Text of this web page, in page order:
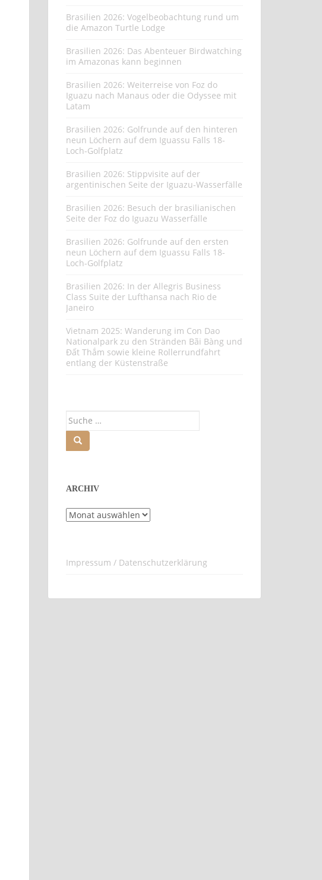
Brasilien 2026: Vogelbeobachtung rund um
die Amazon Turtle Lodge
Brasilien 2026: Das Abenteuer Birdwatching
im Amazonas kann beginnen
Brasilien 2026: Weiterreise von Foz do
Iguazu nach Manaus oder die Odyssee mit
Latam
Brasilien 2026: Golfrunde auf den hinteren
neun Löchern auf dem Iguassu Falls 18-
Loch-Golfplatz
Brasilien 2026: Stippvisite auf der
argentinischen Seite der Iguazu-Wasserfälle
Brasilien 2026: Besuch der brasilianischen
Seite der Foz do Iguazu Wasserfälle
Brasilien 2026: Golfrunde auf den ersten
neun Löchern auf dem Iguassu Falls 18-
Loch-Golfplatz
Brasilien 2026: In der Allegris Business
Class Suite der Lufthansa nach Rio de
Janeiro
Vietnam 2025: Wanderung im Con Dao
Nationalpark zu den Stränden Bãi Bàng und
Đất Thắm sowie kleine Rollerrundfahrt
entlang der Küstenstraße
ARCHIV
Archiv
Impressum / Datenschutzerklärung